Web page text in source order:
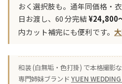
おく選択肢も。通年同価格・
日お渡し、60 分完結¥24,800
内カット補完にも便利です。
和装 (白無垢・色打掛) で本格撮影
専門姉妹ブランド YUEN